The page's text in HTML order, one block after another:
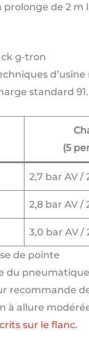
de 2
g-tron
standard 91.
(5
2,7 bar AV /
2,8 bar AV /
3,0 bar AV /
de pointe
pneumatique
recommande
allure
sur le flanc.